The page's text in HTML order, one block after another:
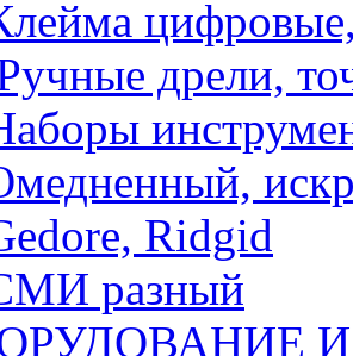
дрели,
Ridgid
разный